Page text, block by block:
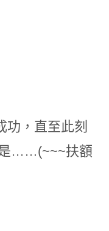
功，直至此刻
……(~~~扶額